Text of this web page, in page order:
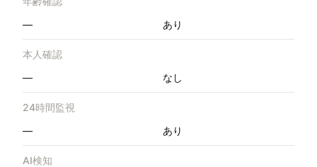
—
あり
本人確認
—
なし
24時間監視
—
あり
AI検知